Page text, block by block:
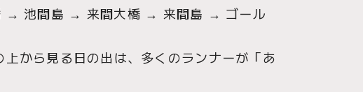
→ 池間島 → 来間大橋 → 来間島 → ゴール
から見る日の出は、多くのランナーが「あ